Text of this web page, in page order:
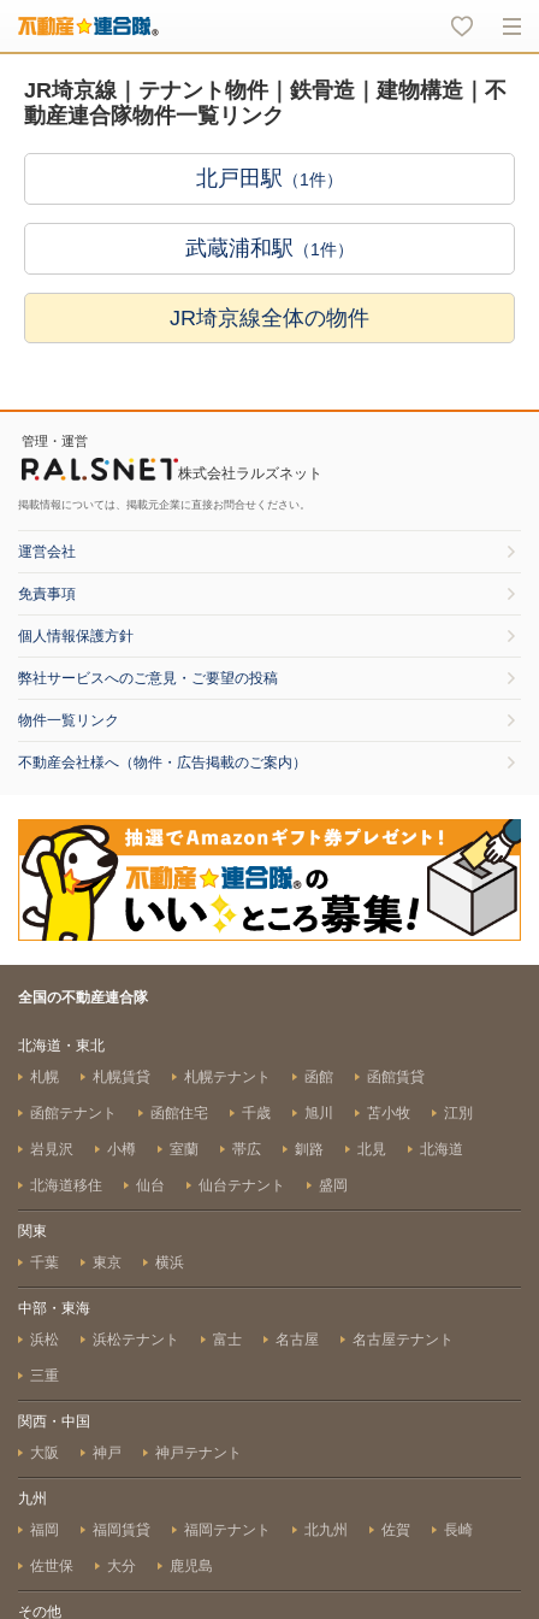
JR埼京線｜テナント物件｜鉄骨造｜建物構造｜不
動産連合隊物件一覧リンク
北戸田駅 （1件）
武蔵浦和駅 （1件）
JR埼京線全体の物件
管理・運営
株式会社ラルズネット
掲載情報については、掲載元企業に直接お問合せください。
運営会社
免責事項
個人情報保護方針
弊社サービスへのご意見・ご要望の投稿
物件一覧リンク
不動産会社様へ（物件・広告掲載のご案内）
全国の不動産連合隊
北海道・東北
札幌
札幌賃貸 札幌テナント 函館 函館賃貸
函館テナント 函館住宅 千歳 旭川 苫小牧 江別
岩見沢 小樽 室蘭 帯広 釧路 北見 北海道
北海道移住 仙台 仙台テナント 盛岡
関東
千葉
東京 横浜
中部・東海
浜松
浜松テナント 富士 名古屋 名古屋テナント
三重
関西・中国
大阪
神戸 神戸テナント
九州
福岡
福岡賃貸 福岡テナント 北九州 佐賀 長崎
佐世保 大分 鹿児島
その他